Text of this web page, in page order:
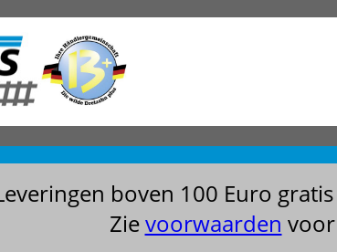
boven 100 Euro
Zievoorwaarden